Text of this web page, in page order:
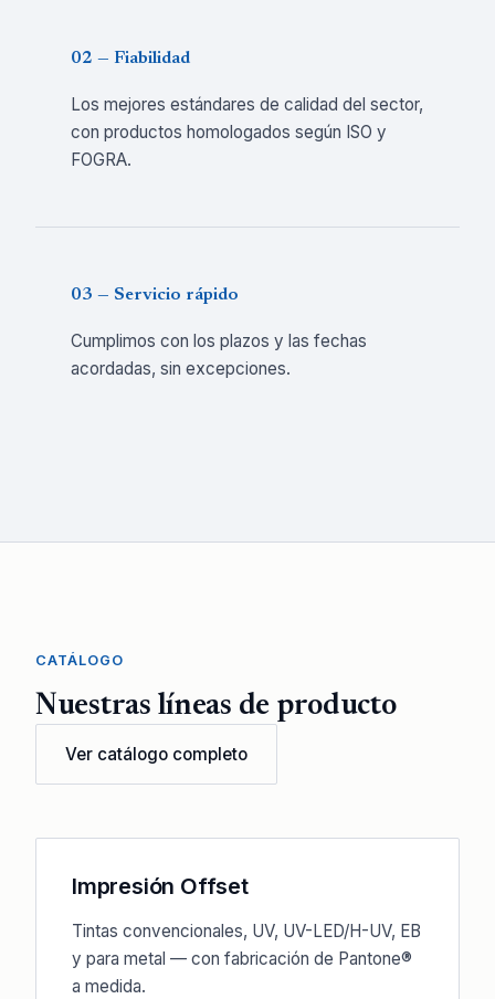
02 — Fiabilidad
Los mejores estándares de calidad del sector,
con productos homologados según ISO y
FOGRA.
03 — Servicio rápido
Cumplimos con los plazos y las fechas
acordadas, sin excepciones.
CATÁLOGO
Nuestras líneas de producto
Ver catálogo completo
Impresión Offset
Tintas convencionales, UV, UV-LED/H-UV, EB
y para metal — con fabricación de Pantone®
a medida.